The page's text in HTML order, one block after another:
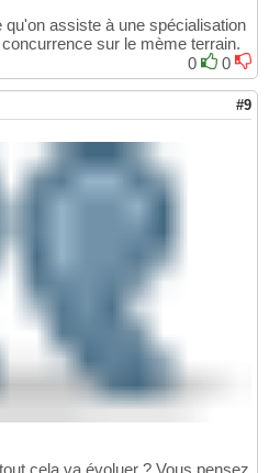
assiste à une spécialisation
sur le mème terrain.
0
0
#9
cela va évoluer ? Vous pensez